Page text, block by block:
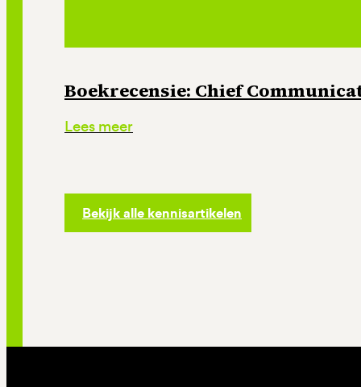
Boekrecensie: Chief
Lees meer
Bekijk alle kennisartikelen